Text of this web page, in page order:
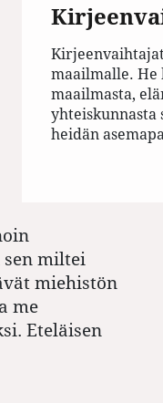
maailmalle.
maailmasta,
yhteiskunnasta
heidän
miltei
miehistön
me
Eteläisen